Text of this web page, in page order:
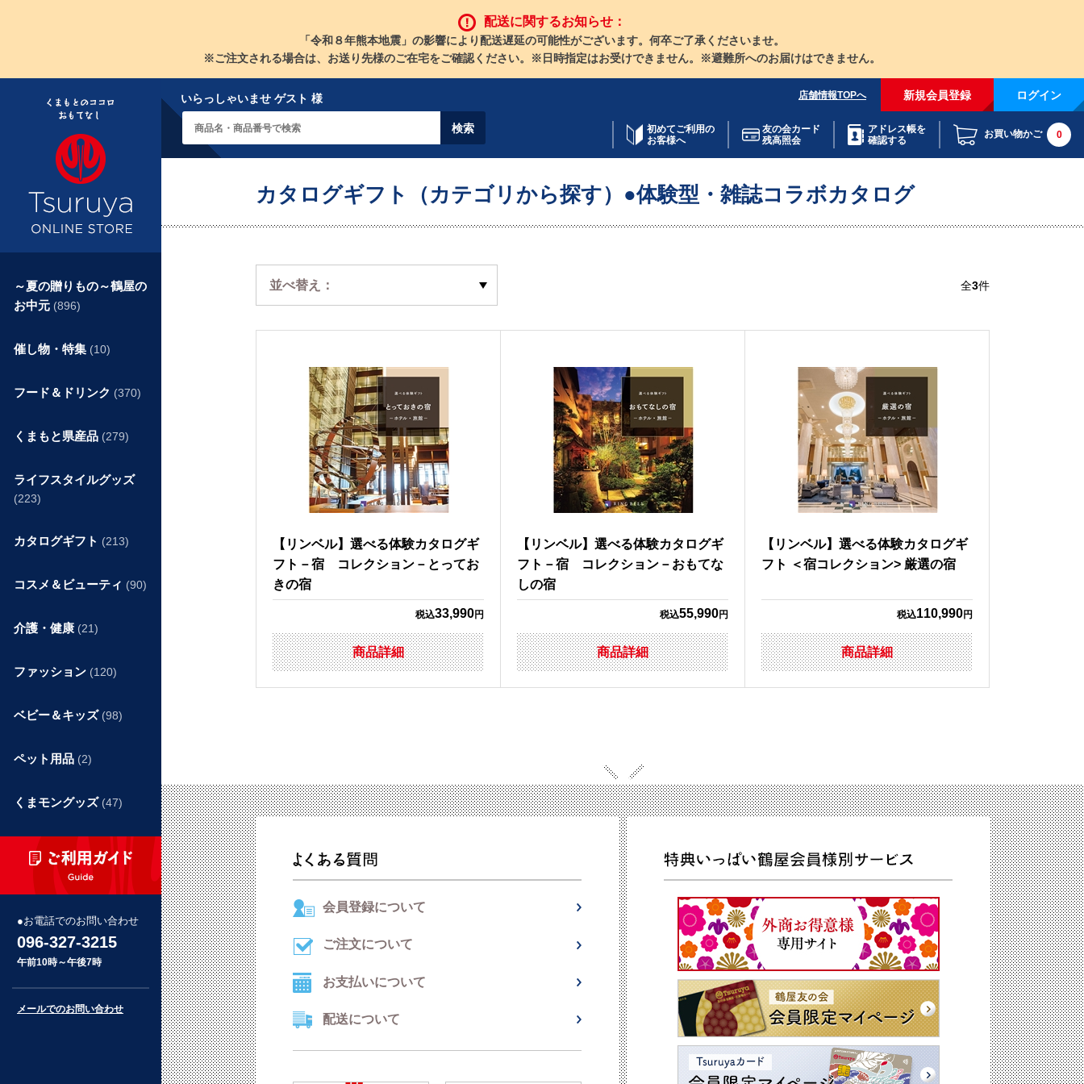
配送に関するお知らせ：
「令和８年熊本地震」の影響により配送遅延の可能性がございます。何卒ご了承くださいませ。
※ご注文される場合は、お送り先様のご在宅をご確認ください。※日時指定はお受けできません。※避難所へのお届けはできません。
いらっしゃいませ ゲスト 様 店舗情報TOPへ 新規会員登録 ログイン
初めてご利用の
お客様へ
友の会カード
残高照会
アドレス帳を
確認する
お買い物かご 0
カタログギフト（カテゴリから探す）●体験型・雑誌コラボカタログ
並べ替え： 全3件
【リンベル】選べる体験カタログギ
フト－宿 コレクション－とってお
きの宿
税込33,990円
商品詳細
【リンベル】選べる体験カタログギ
フト－宿 コレクション－おもてな
しの宿
税込55,990円
商品詳細
【リンベル】選べる体験カタログギ
フト ＜宿コレクション> 厳選の宿
税込110,990円
商品詳細
～夏の贈りもの～鶴屋の
お中元 (896)
催し物・特集 (10)
フード＆ドリンク (370)
くまもと県産品 (279)
ライフスタイルグッズ
(223)
カタログギフト (213)
コスメ＆ビューティ (90)
介護・健康 (21)
ファッション (120)
ベビー＆キッズ (98)
ペット用品 (2)
くまモングッズ (47)
お電話でのお問い合わせ
096-327-3215
午前10時～午後7時
メールでのお問い合わせ
会員登録について
ご注文について
お支払いについて
配送について